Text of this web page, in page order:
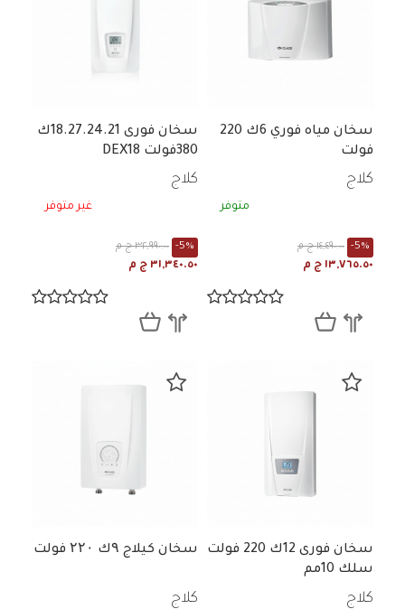
سخان مياه فوري 6ك 220
فولت
كلاج
متوفر
١٤,٤٩٠.٠٠ ج م -5%
١٣,٧٦٥.٥٠ ج م
سخان فورى 18.27.24.21ك
380فولت DEX18
كلاج
غير متوفر
٣٢,٩٩٠.٠٠ ج م -5%
٣١,٣٤٠.٥٠ ج م
سخان فورى 12ك 220 فولت
سلك 10مم
كلاج
سخان كيلاج ۹ك ۲۲۰ فولت
كلاج